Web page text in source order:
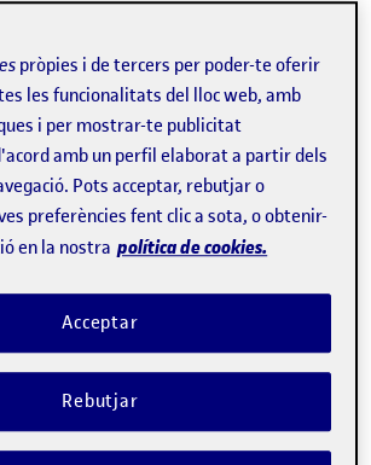
participació de 32 entitats, la UOC
de recerca GLIMS, per impulsar una
de mercaderies més sostenible, i
que té com a finalitat impulsar
la capital catalana.
també busca
la col·laboració entre
recerca, les entitats del
i el teixit econòmic i
pròpies i de tercers per poder-te oferir
les funcionalitats del lloc web, amb
i per mostrar-te publicitat
amb un perfil elaborat a partir dels
Pots acceptar, rebutjar o
preferències fent clic a sota, o obtenir-
en la nostra política de cookies.
Rebutjar
Acceptar